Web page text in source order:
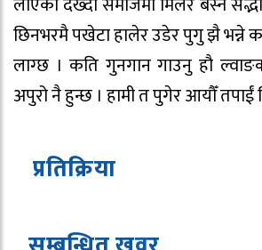
छिनभरमै पखेटा हालेर उडेर पुगु झै भन्ने
लाग्छ । कति गुनगान गाउनु हौ
अपुरो नै हुन्छ । हामी त पुगेर आयौँ तपाईं
प्रतिक्रिया